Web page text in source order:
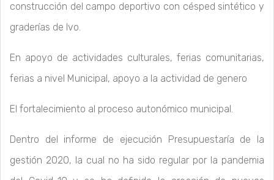
construcción del campo deportivo con césped sintético y
graderías de Ivo.
En apoyo de actividades culturales, ferias comunitarias,
ferias a nivel Municipal, apoyo a la actividad de genero
El fortalecimiento al proceso autonómico municipal.
Dentro del informe de ejecución Presupuestaría de la
gestión 2020, la cual no ha sido regular por la pandemia